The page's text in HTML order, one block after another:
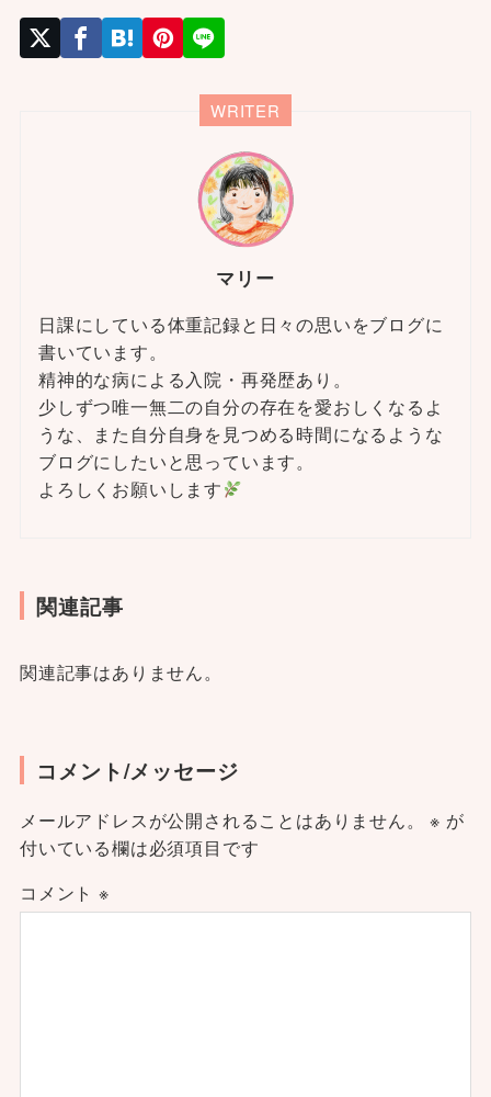
WRITER
マリー
日課にしている体重記録と日々の思いをブログに
書いています。
精神的な病による入院・再発歴あり。
少しずつ唯一無二の自分の存在を愛おしくなるよ
うな、また自分自身を見つめる時間になるような
ブログにしたいと思っています。
よろしくお願いします
関連記事
関連記事はありません。
コメント/メッセージ
メールアドレスが公開されることはありません。 ※ が
付いている欄は必須項目です
コメント ※